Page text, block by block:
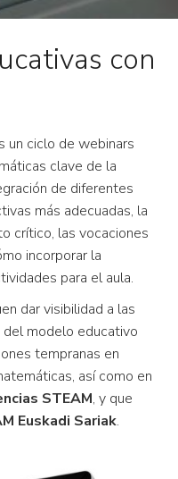
con
un ciclo de webinars
clave de la
de diferentes
más adecuadas, la
crítico, las vocaciones
incorporar la
para el aula.
dar visibilidad a las
modelo educativo
tempranas en
así como en
STEAM, y que
Euskadi Sariak.